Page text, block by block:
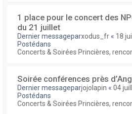
1 place pour le concert des
du 21 juillet
Dernier messageparxodus_fr « 18
Postédans
Concerts & Soirées Princières,
Soirée conférences près
Dernier messageparjojolapin « 04
Postédans
Concerts & Soirées Princières,